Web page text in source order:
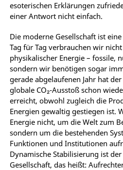
esoterischen Erklärungen
einer Antwort nicht einfach.
Die moderne Gesellschaft ist
Tag für Tag verbrauchen wir
physikalischer Energie – fossile,
sondern wir benötigen sogar
gerade abgelaufenen Jahr hat
globale CO₂-Ausstoß schon
erreicht, obwohl zugleich die
Energien gewaltig gestiegen ist.
Energie nicht, um die Welt zum
sondern um die bestehenden
Funktionen und Institutionen
Dynamische Stabilisierung ist
Gesellschaft, das heißt: